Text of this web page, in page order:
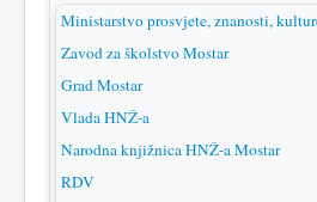
Ministarstvo prosvjete, znanosti,
Zavod za školstvo Mostar
Grad Mostar
Vlada HNŽ-a
Narodna knjižnica HNŽ-a Mostar
RDV